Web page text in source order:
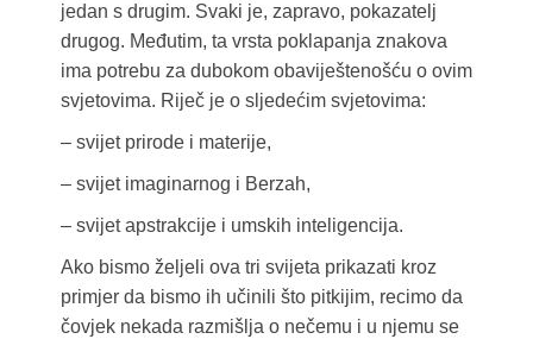
jedan s drugim. Svaki je, zapravo, pokazatelj
drugog. Međutim, ta vrsta poklapanja znakova
ima potrebu za dubokom obaviještenošću o ovim
svjetovima. Riječ je o sljedećim svjetovima:
– svijet prirode i materije,
– svijet imaginarnog i Berzah,
– svijet apstrakcije i umskih inteligencija.
Ako bismo željeli ova tri svijeta prikazati kroz
primjer da bismo ih učinili što pitkijim, recimo da
čovjek nekada razmišlja o nečemu i u njemu se